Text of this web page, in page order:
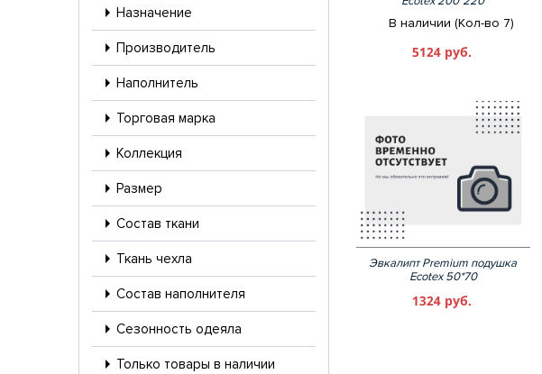
Назначение
Производитель
Наполнитель
Торговая марка
Коллекция
Размер
Состав ткани
Ткань чехла
Состав наполнителя
Сезонность одеяла
Только товары в наличии
В наличии (Кол-во 7)
5124 руб.
Эвкалипт Premium подушка
Ecotex 50*70
1324 руб.